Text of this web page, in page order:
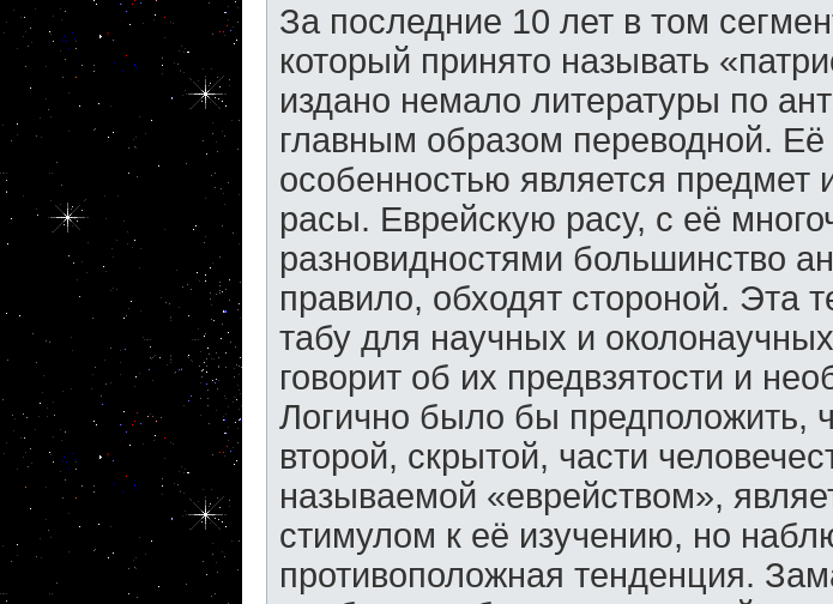
За последние 10 лет в том
который принято называть
издано немало литературы по
главным образом переводной. Её
особенностью является предмет
расы. Еврейскую расу, с её
разновидностями большинство
правило, обходят стороной. Эта
табу для научных и околонаучных
говорит об их предвзятости и
Логично было бы предположить,
второй, скрытой, части
называемой «еврейством»,
стимулом к её изучению, но
противоположная тенденция.